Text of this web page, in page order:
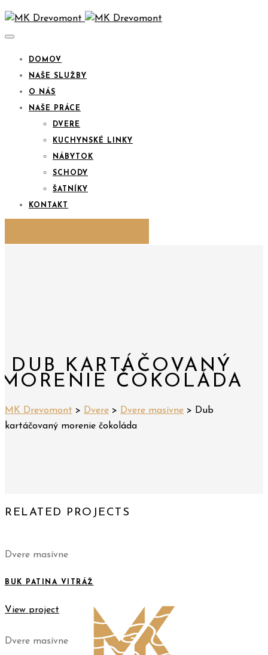
DOMOV
NAŠE SLUŽBY
O NÁS
NAŠE PRÁCE
DVERE
KUCHYNSKÉ LINKY
NÁBYTOK
SCHODY
ŠATNÍKY
KONTAKT
DUB KARTÁČOVANÝ
MORENIE ČOKOLÁDA
MK Drevomont > Dvere > Dvere masívne > Dub
kartáčovaný morenie čokoláda
RELATED PROJECTS
Dvere masívne
BUK PATINA VITRÁŽ
View project
Dvere masívne